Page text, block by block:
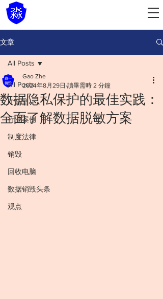
文章
All Posts
IT管理
行业案例
制度法律
销毁
回收电脑
数据销毁头条
观点
All Posts
数据隐私保护的最佳实践：
全面了解数据脱敏方案
Gao Zhe
2024年8月29日 讀畢需時 2 分鐘